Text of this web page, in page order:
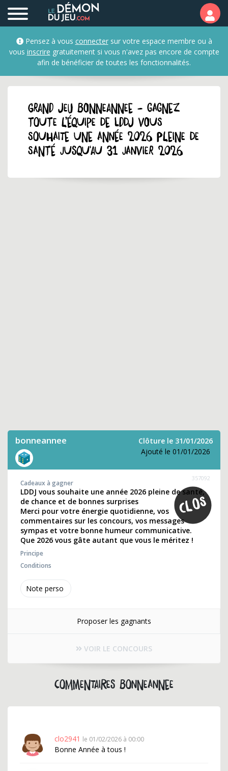
Pensez à vous connectersur votre espace membre ou à
vous inscrire gratuitement si vous n'avez pas encore de compte
afin de bénéficier de toutes les fonctionnalités.
GRAND JEU bonneannee - Gagnez
Toute l’équipe de LDDJ vous
souhaite une année 2026 pleine de
santé jusqu'au 31 janvier 2026
bonneannee
Clôture le 31/01/2026
Ajouté le 01/01/2026
Note perso
357092
Cadeaux à gagner
LDDJ vous souhaite une année 2026 pleine de santé,
de chance et de bonnes surprises
Merci pour votre énergie quotidienne, vos
commentaires sur les concours, vos messages
sympas et votre bonne humeur communicative.
Que 2026 vous gâte autant que vous le méritez !
Principe
Conditions
Proposer les gagnants
VOIR LE CONCOURS
Commentaires bonneannee
clo2941 le 01/02/2026 à 00:00
Bonne Année à tous !